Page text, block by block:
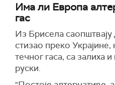
Има ли Европа
гас
Из Брисела саопштвају
стизао преко
течног гаса, са залиха
руски.